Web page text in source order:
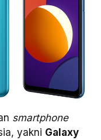
smartphone
yakni Galaxy